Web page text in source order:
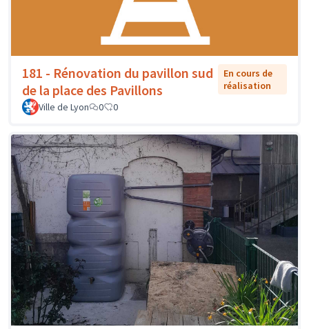
181 - Rénovation du pavillon sud
de la place des Pavillons
En cours de
réalisation
Ville de Lyon
0 0